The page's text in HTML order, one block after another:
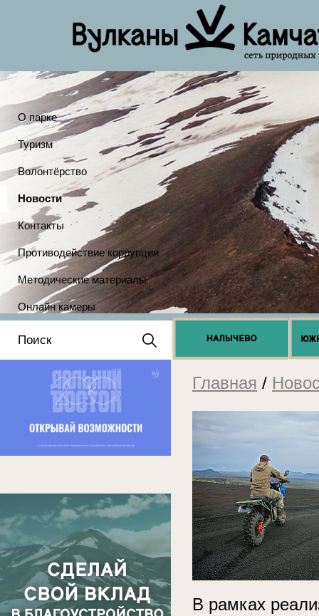
О парке
Туризм
Волонтёрство
Новости
Контакты
Противодействие коррупции
Методические материалы
Онлайн камеры
Положение о выдаче
разрешений 2025
Главная /
В рамках